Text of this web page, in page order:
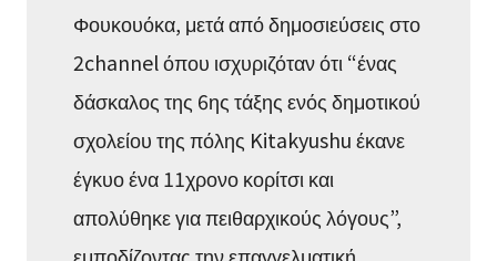
Φουκουόκα, μετά από δημοσιεύσεις στο
2channel όπου ισχυριζόταν ότι “ένας
δάσκαλος της 6ης τάξης ενός δημοτικού
σχολείου της πόλης Kitakyushu έκανε
έγκυο ένα 11χρονο κορίτσι και
απολύθηκε για πειθαρχικούς λόγους”,